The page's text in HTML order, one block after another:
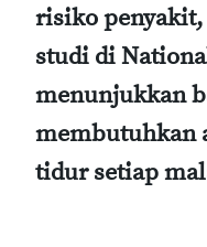
risiko penyakit,
studi di
menunjukkan
membutuhkan
tidur setiap